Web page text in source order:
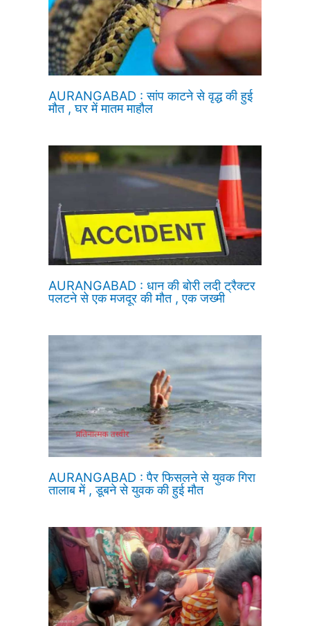
AURANGABAD : सांप काटने से वृद्ध की हुई
मौत , घर में मातम माहौल
AURANGABAD : धान की बोरी लदी ट्रैक्टर
पलटने से एक मजदूर की मौत , एक जख्मी
AURANGABAD : पैर फिसलने से युवक गिरा
तालाब में , डूबने से युवक की हुई मौत